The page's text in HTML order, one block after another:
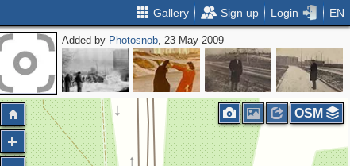
Gallery Sign up Login EN
Added by Photosnob, 23 May 2009
OSM